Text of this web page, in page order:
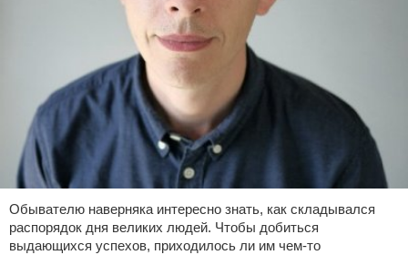
Обывателю наверняка интересно знать, как складывался
распорядок дня великих людей. Чтобы добиться
выдающихся успехов, приходилось ли им чем-то